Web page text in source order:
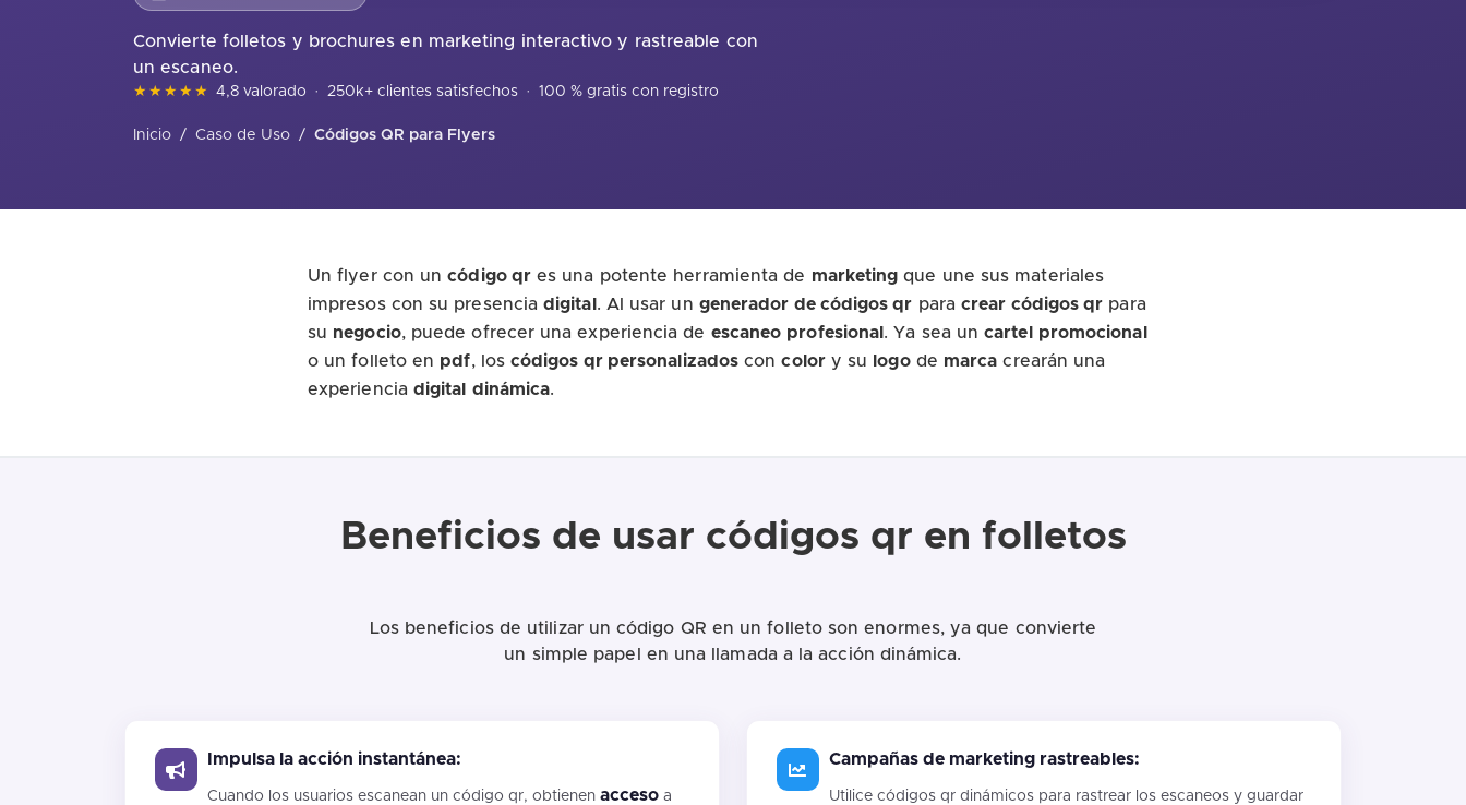
Convierte folletos y brochures en marketing interactivo y rastreable con
un escaneo.
★★★★★ 4,8 valorado · 250k+ clientes satisfechos · 100 % gratis con registro
Inicio / Caso de Uso / Códigos QR para Flyers
Un flyer con uncódigo qr es una potente herramienta de marketing que une sus materiales
impresos con su presenciadigital . Al usar un generador de códigos qr paracrear códigos qr para
su negocio, puede ofrecer una experiencia de escaneo profesional . Ya sea uncartel
promocional
o un folleto en pdf, loscódigos qr personalizados concolory su logode marca crearán una
experiencia digital dinámica.
Beneficios de usar códigos qr en folletos
Los beneficios de utilizar un código QR en un folleto son enormes, ya que convierte
un simple papel en una llamada a la acción dinámica.
Impulsa la acción instantánea:
Cuando los usuarios escanean un código qr, obtienenacceso a
Campañas de marketing rastreables:
Utilice códigos qr dinámicos para rastrear los escaneos y guardar